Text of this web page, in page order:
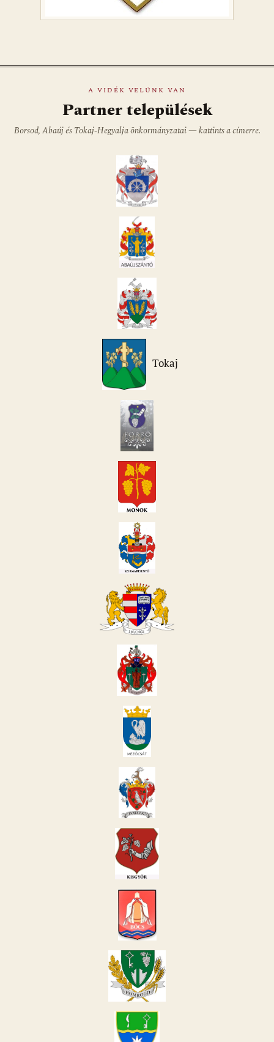
A VIDÉK VELÜNK VAN
Partner települések
Borsod, Abaúj és Tokaj-Hegyalja önkormányzatai — kattints a címerre.
Tokaj